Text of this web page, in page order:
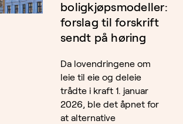
boligkjøpsmodeller:
forslag til forskrift
sendt på høring
Da lovendringene om
leie til eie og deleie
trådte i kraft 1. januar
2026, ble det åpnet for
at alternative